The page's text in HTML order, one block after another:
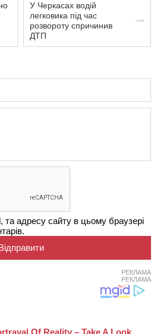
У Черкасах водій
легковика під час
розвороту спричинив
ДТП
та адресу сайту в цьому браузері
РЕКЛАМА
РЕКЛАМА